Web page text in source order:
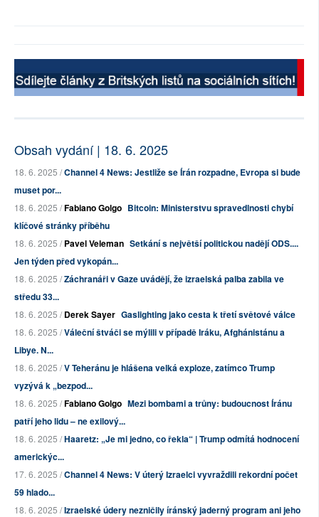
Obsah vydání | 18. 6. 2025
18. 6. 2025 /Channel 4 News: Jestliže se Írán rozpadne, Evropa si bude
muset por...
18. 6. 2025 /Fabiano Golgo Bitcoin: Ministerstvu spravedlnosti chybí
klíčové stránky příběhu
18. 6. 2025 /Pavel Veleman Setkání s největší politickou nadějí ODS....
Jen týden před vykopán...
18. 6. 2025 /Záchranáři v Gaze uvádějí, že izraelská palba zabila ve
středu 33...
18. 6. 2025 /Derek Sayer Gaslighting jako cesta k třetí světové válce
18. 6. 2025 /Váleční štváči se mýlili v případě Iráku, Afghánistánu a
Libye. N...
18. 6. 2025 /V Teheránu je hlášena velká exploze, zatímco Trump
vyzývá k „bezpod...
18. 6. 2025 /Fabiano Golgo Mezi bombami a trůny: budoucnost Íránu
patří jeho lidu – ne exilový...
18. 6. 2025 /Haaretz: „Je mi jedno, co řekla“ | Trump odmítá hodnocení
americkýc...
17. 6. 2025 /Channel 4 News: V úterý Izraelci vyvraždili rekordní počet
59 hlado...
18. 6. 2025 /Izraelské údery nezničily íránský jaderný program ani jeho